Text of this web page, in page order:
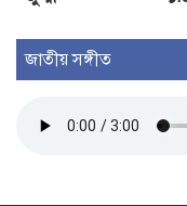
জাতীয় সঙ্গীত